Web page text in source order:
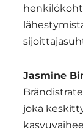
Jasmine
joka